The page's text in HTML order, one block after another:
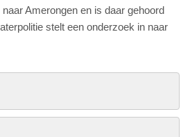
Amerongen en is daar gehoord
stelt een onderzoek in naar